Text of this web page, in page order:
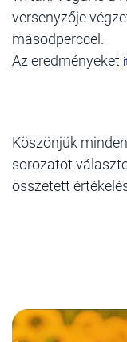
versenyzője
másodperccel.
Az eredményeket
Köszönjük
sorozatot
összetett